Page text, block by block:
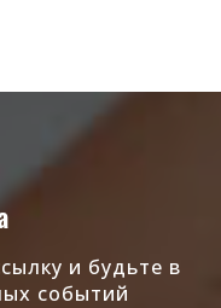
и будьте в
событий